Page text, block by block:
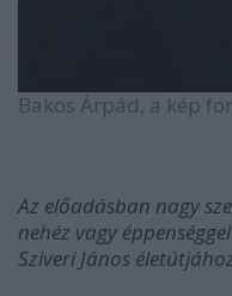
Bakos Árpád, a kép
Az előadásban nagy
nehéz vagy
Sziveri János